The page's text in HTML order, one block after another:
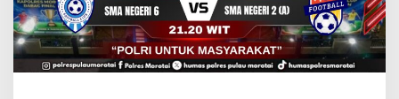
s
P
u
l
a